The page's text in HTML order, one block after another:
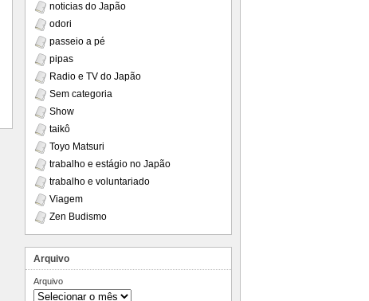
noticias do Japão
odori
passeio a pé
pipas
Radio e TV do Japão
Sem categoria
Show
taikô
Toyo Matsuri
trabalho e estágio no Japão
trabalho e voluntariado
Viagem
Zen Budismo
Arquivo
Arquivo